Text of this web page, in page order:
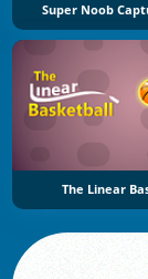
Super Noob
The Linear